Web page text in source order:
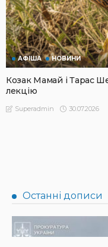
АФІША НОВИНИ
Козак Мамай і Тарас
лекцію
Superadmin 30.07.2026